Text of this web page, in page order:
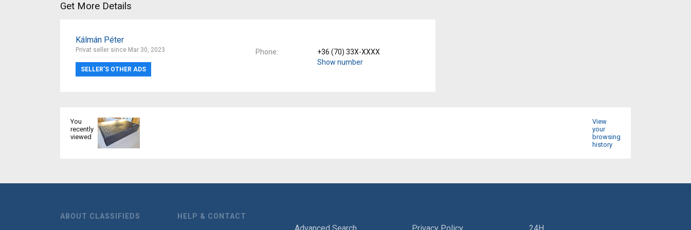
Get More Details
Kálmán Péter
Privat seller since Mar 30, 2023
SELLER’S OTHER ADS
Phone
+36 (70) 33X-XXXX
Show number
You
recently
viewed
View
your
browsing
history
ABOUT CLASSIFIEDS HELP & CONTACT